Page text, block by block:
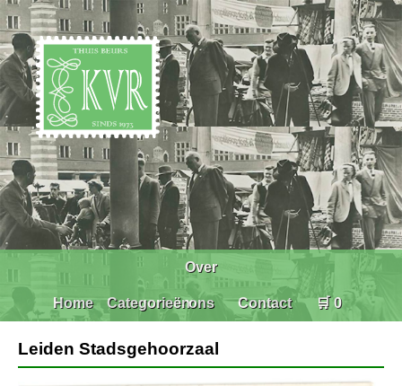
Home Categorieën
Over
ons Contact 🛒 0
Leiden Stadsgehoorzaal